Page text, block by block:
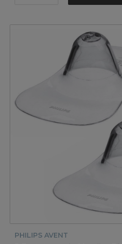
PHILIPS AVENT